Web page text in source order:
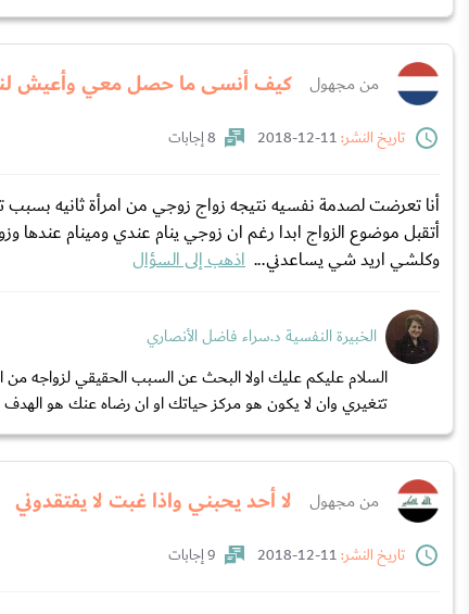
من مجهول كيف أنسى ما حصل معي وأعيش
تاريخ النشر:
8 إجابات
أنا تعرضت لصدمة نفسيه نتيجه زواج زوجي من امرأة ثانيه بسبب
أتقبل موضوع الزواج ابدا رغم ان زوجي ينام عندي ومينام عندها
وكلشي اريد شي يساعدني... اذهب إلى السؤال
الخبيرة النفسية د.سراء فاضل الأنصاري
السلام عليكم عليك اولا البحث عن السبب الحقيقي لزواجه
تتغيري وان لا يكون هو مركز حياتك او ان رضاه عنك هو
من مجهول لا أحد يحبني واذا غبت لا يفتقدوني
تاريخ النشر:
9 إجابات